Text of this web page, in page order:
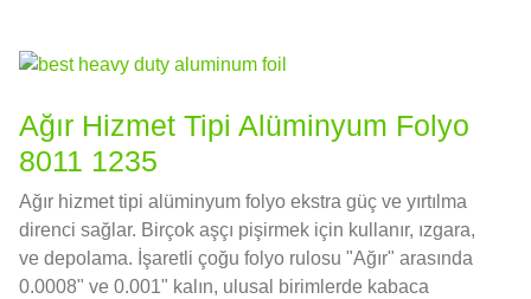
Ağır Hizmet Tipi Alüminyum Folyo
8011 1235
Ağır hizmet tipi alüminyum folyo ekstra güç ve yırtılma
direnci sağlar. Birçok aşçı pişirmek için kullanır, ızgara,
ve depolama. İşaretli çoğu folyo rulosu "Ağır" arasında
0.0008" ve 0.001" kalın, ulusal birimlerde kabaca